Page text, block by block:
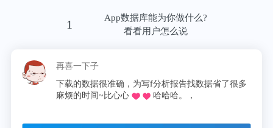
的认同才能让沟通继续下去。
需要“被看懂”是强者的软肋
1
App数据库能为你做什么?
看看用户怎么说
再喜一下子
下载的数据很准确，为写f分析报告找数据省了很多
麻烦的时间~比心心
哈哈哈。，